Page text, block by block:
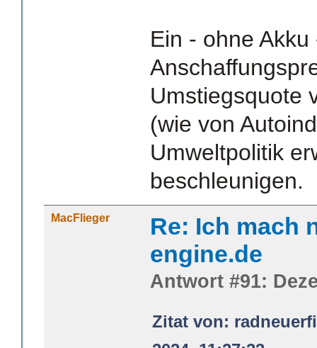
Ein - ohne
Umstiegsquote
(wie von
Umweltpolitik
beschleunigen.
MacFlieger
Re: Ich mach
engine.de
Antwort #91:
Zitat von: